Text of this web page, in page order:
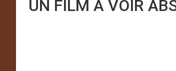
UN FILM À VOIR